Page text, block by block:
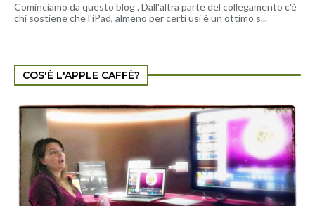
Cominciamo da questo blog . Dall'altra parte del collegamento c'è
chi sostiene che l'iPad, almeno per certi usi è un ottimo s...
COS'È L'APPLE CAFFÈ?